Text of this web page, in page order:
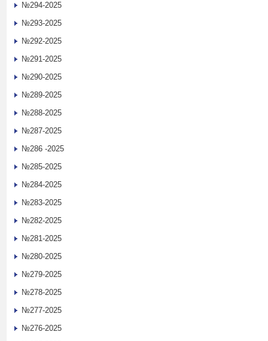
№294-2025
№293-2025
№292-2025
№291-2025
№290-2025
№289-2025
№288-2025
№287-2025
№286 -2025
№285-2025
№284-2025
№283-2025
№282-2025
№281-2025
№280-2025
№279-2025
№278-2025
№277-2025
№276-2025